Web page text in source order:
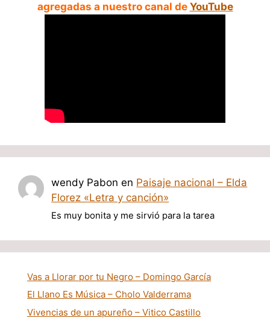
agregadas a nuestro canal de YouTube
wendy Pabon en Paisaje nacional – Elda
Florez «Letra y canción»
Es muy bonita y me sirvió para la tarea
Vas a Llorar por tu Negro – Domingo García
El Llano Es Música – Cholo Valderrama
Vivencias de un apureño – Vitico Castillo